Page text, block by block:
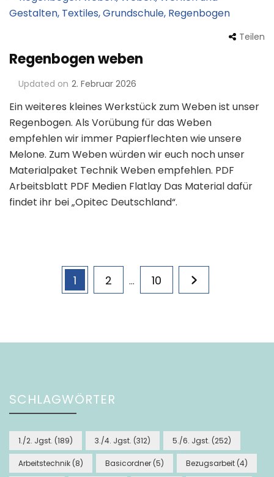
Teilen
Regenbogen weben
Updated on 2. Februar 2026
Ein weiteres kleines Werkstück zum Weben ist unser
Regenbogen. Als Vorübung für das Weben
empfehlen wir immer Papierflechten wie unsere
Melone. Zum Weben würden wir euch noch unser
Materialpaket Technik Weben empfehlen. PDF
Arbeitsblatt PDF Medien Flatlay Das Material dafür
findet ihr bei „Opitec Deutschland“.
Seitennummerierung
Page
1 Page
2 … Page
10
SCHLAGWÖRTER
1./2. Jgst. (189) 3./4. Jgst. (312) 5./6. Jgst. (252)
Arbeitstechnik (8) Basicordner (5) Bezugsarbeit (4)